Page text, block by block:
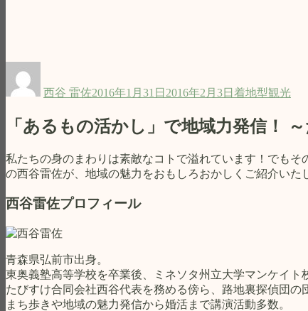
が
詰
っ
「短
命
体
ツ
ー」
開
催！
Ｓ
者
西谷 雷佐日:
2016年1月31日 2016年2月3日 着地型観光
「あるもの活かし」で地域力発信！
私たちの身のまわりは素敵なコトで溢れています！でも
の西谷雷佐が、地域の魅力をおもしろおかしくご紹介いた
西谷雷佐プロフィール
青森県弘前市出身。
東奥義塾高等学校を卒業後、ミネソタ州立大学マンケイト
たびすけ合同会社西谷代表を務める傍ら、路地裏探偵団の
まち歩きや地域の魅力発信から婚活まで講演活動多数。